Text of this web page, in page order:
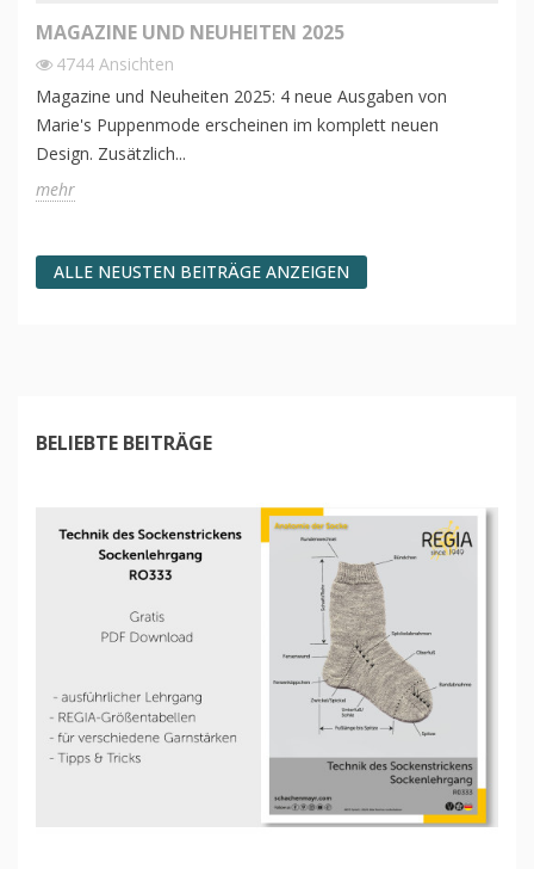
MAGAZINE UND NEUHEITEN 2025
4744 Ansichten
Magazine und Neuheiten 2025: 4 neue Ausgaben von
Marie's Puppenmode erscheinen im komplett neuen
Design. Zusätzlich...
mehr
ALLE NEUSTEN BEITRÄGE ANZEIGEN
BELIEBTE BEITRÄGE